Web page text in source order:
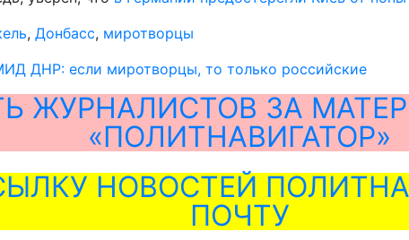
, Донбасс, миротворцы
ДНР: если миротворцы, то только российские
ЖУРНАЛИСТОВ ЗА
«ПОЛИТНАВИГАТОР»
НОВОСТЕЙ
ПОЧТУ